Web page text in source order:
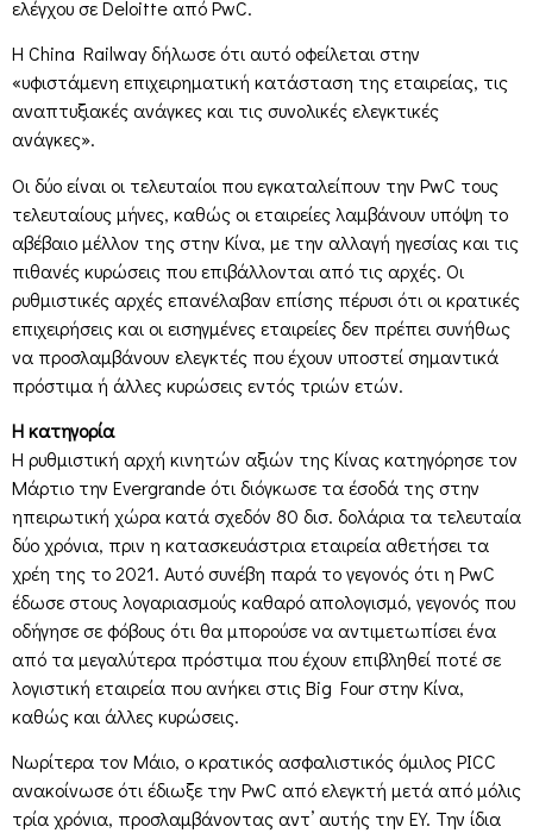
ελέγχου σε Deloitte από PwC.
Η China Railway δήλωσε ότι αυτό οφείλεται στην
«υφιστάμενη επιχειρηματική κατάσταση της εταιρείας, τις
αναπτυξιακές ανάγκες και τις συνολικές ελεγκτικές
ανάγκες».
Οι δύο είναι οι τελευταίοι που εγκαταλείπουν την PwC τους
τελευταίους μήνες, καθώς οι εταιρείες λαμβάνουν υπόψη το
αβέβαιο μέλλον της στην Κίνα, με την αλλαγή ηγεσίας και τις
πιθανές κυρώσεις που επιβάλλονται από τις αρχές. Οι
ρυθμιστικές αρχές επανέλαβαν επίσης πέρυσι ότι οι κρατικές
επιχειρήσεις και οι εισηγμένες εταιρείες δεν πρέπει συνήθως
να προσλαμβάνουν ελεγκτές που έχουν υποστεί σημαντικά
πρόστιμα ή άλλες κυρώσεις εντός τριών ετών.
Η κατηγορία
Η ρυθμιστική αρχή κινητών αξιών της Κίνας κατηγόρησε τον
Μάρτιο την Evergrande ότι διόγκωσε τα έσοδά της στην
ηπειρωτική χώρα κατά σχεδόν 80 δισ. δολάρια τα τελευταία
δύο χρόνια, πριν η κατασκευάστρια εταιρεία αθετήσει τα
χρέη της το 2021. Αυτό συνέβη παρά το γεγονός ότι η PwC
έδωσε στους λογαριασμούς καθαρό απολογισμό, γεγονός που
οδήγησε σε φόβους ότι θα μπορούσε να αντιμετωπίσει ένα
από τα μεγαλύτερα πρόστιμα που έχουν επιβληθεί ποτέ σε
λογιστική εταιρεία που ανήκει στις Big Four στην Κίνα,
καθώς και άλλες κυρώσεις.
Νωρίτερα τον Μάιο, ο κρατικός ασφαλιστικός όμιλος PICC
ανακοίνωσε ότι έδιωξε την PwC από ελεγκτή μετά από μόλις
τρία χρόνια, προσλαμβάνοντας αντ’ αυτής την EY. Την ίδια